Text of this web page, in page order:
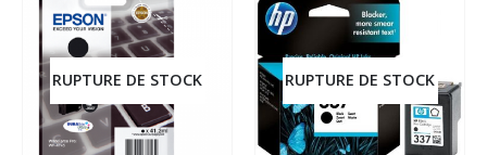
RUPTURE DE STOCK RUPTURE DE STOCK